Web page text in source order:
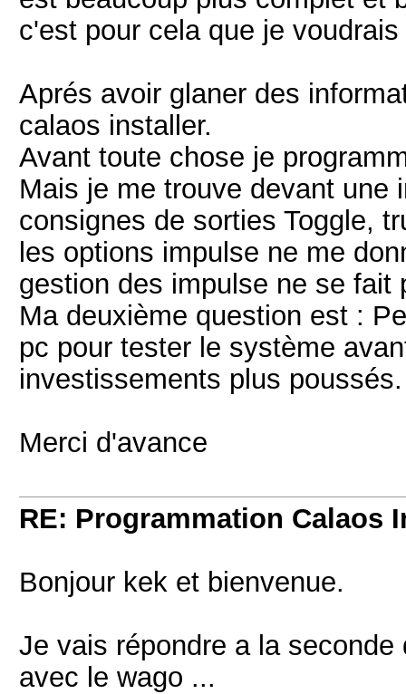
c'est pour cela que je
Aprés avoir glaner des
calaos installer.
Avant toute chose je
Mais je me trouve devant une
consignes de sorties Toggle,
les options impulse ne me
gestion des impulse ne se fait
Ma deuxième question est :
pc pour tester le système
investissements plus poussés.
Merci d'avance
RE: Programmation Calaos
Bonjour kek et bienvenue.
Je vais répondre a la
avec le wago ...